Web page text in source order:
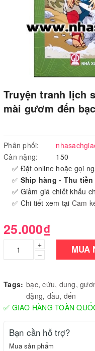
Truyện tranh lịch
mài gươm đến
Phân phối:
Cân nặng:
150
✅ Đặt online hoặc gọi
✅ Ship hàng - Thu tiền
✅ Giảm giá chiết khấu
✅ Chi tiết xem tại Cam
25.000₫
+
–
MUA
Tags: bạc,cứu, dung,
đặng, đầu, đến
✅ GIAO HÀNG TOÀN
Bạn cần hỗ trợ?
Mua sản phẩm